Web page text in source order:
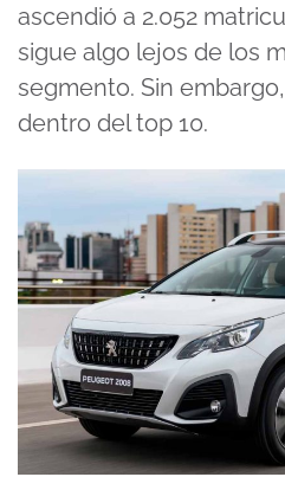
ascendió a 2.052
sigue algo lejos de los
segmento. Sin
dentro del top 10.